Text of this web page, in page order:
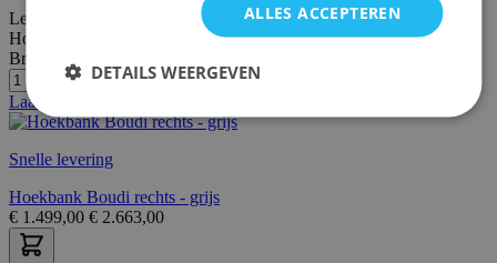
Lengte:
Hoogte:
Breedte/diepte:
Laatste stuks
Snelle levering
Hoekbank Boudi rechts - grijs
€ 1.499,00 € 2.663,00
ALLES ACCEPTEREN
DETAILS WEERGEVEN